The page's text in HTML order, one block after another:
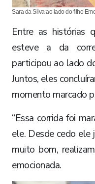
Sara da Silva ao lado do filho
Entre as histórias
esteve a da
participou ao lado
Juntos, eles
momento marcado
“Essa corrida foi
ele. Desde cedo ele
muito bom,
emocionada.